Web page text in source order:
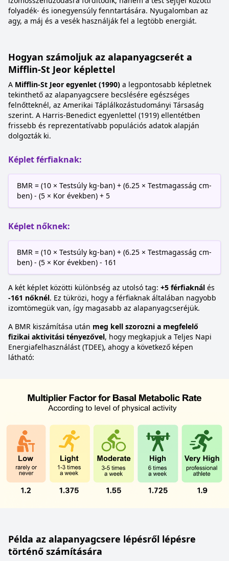
folyadék- és ionegyensúly fenntartására. Nyugalomban az
agy, a máj és a vesék használják fel a legtöbb energiát.
Hogyan számoljuk az alapanyagcserét a
Mifflin-St Jeor képlettel
A Mifflin-St Jeor egyenlet (1990) a legpontosabb képletnek
tekinthető az alapanyagcsere becslésére egészséges
felnőtteknél, az Amerikai Táplálkozástudományi Társaság
szerint. A Harris-Benedict egyenlettel (1919) ellentétben
frissebb és reprezentatívabb populációs adatok alapján
dolgozták ki.
Képlet férfiaknak:
BMR = (10 × Testsúly kg-ban) + (6.25 × Testmagasság cm-
ben) - (5 × Kor években) + 5
Képlet nőknek:
BMR = (10 × Testsúly kg-ban) + (6.25 × Testmagasság cm-
ben) - (5 × Kor években) - 161
A két képlet közötti különbség az utolsó tag: +5 férfiaknál és
-161 nőknél. Ez tükrözi, hogy a férfiaknak általában nagyobb
izomtömegük van, így magasabb az alapanyagcseréjük.
A BMR kiszámítása után meg kell szorozni a megfelelő
fizikai aktivitási tényezővel, hogy megkapjuk a Teljes Napi
Energiafelhasználást (TDEE), ahogy a következő képen
látható:
Példa az alapanyagcsere lépésről lépésre
történő számítására